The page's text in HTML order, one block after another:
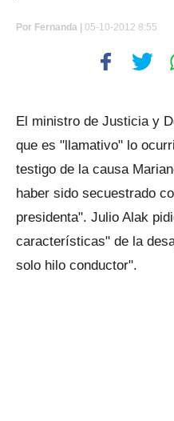
Por Fernanda | 05-10-2012 8:55
El ministro de Justicia y
que es "llamativo" lo
testigo de la causa
haber sido secuestrado
presidenta". Julio Alak
características" de la
solo hilo conductor".